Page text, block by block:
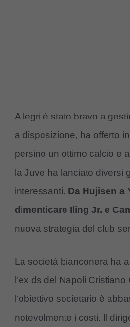
Allegri è stato bravo a
a disposizione, ha offerto
persino un ottimo calcio e
la Juve ha lanciato diversi
interessanti. Da Hujisen a
dimenticare Iling Jr. e
nuova strategia del club
La società bianconera ha
l’ex ds del Napoli Cristiano
l’obiettivo societario è
notevolmente i costi. Il